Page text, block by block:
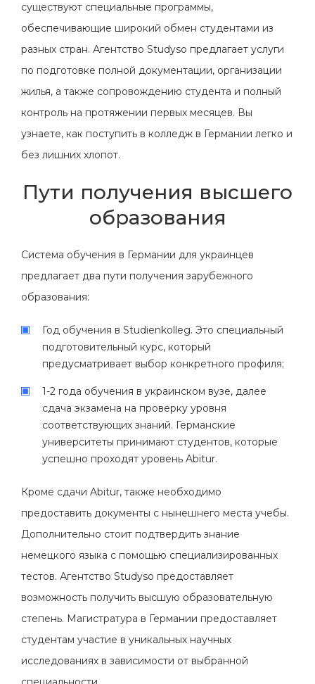
существуют специальные программы,
обеспечивающие широкий обмен студентами из
разных стран. Агентство Studyso предлагает услуги
по подготовке полной документации, организации
жилья, а также сопровождению студента и полный
контроль на протяжении первых месяцев. Вы
узнаете, как поступить в колледж в Германии легко и
без лишних хлопот.
Пути получения высшего
образования
Система обучения в Германии для украинцев
предлагает два пути получения зарубежного
образования:
Год обучения в Studienkolleg. Это специальный
подготовительный курс, который
предусматривает выбор конкретного профиля;
1-2 года обучения в украинском вузе, далее
сдача экзамена на проверку уровня
соответствующих знаний. Германские
университеты принимают студентов, которые
успешно проходят уровень Abitur.
Кроме сдачи Abitur, также необходимо
предоставить документы с нынешнего места учебы.
Дополнительно стоит подтвердить знание
немецкого языка с помощью специализированных
тестов. Агентство Studyso предоставляет
возможность получить высшую образовательную
степень. Магистратура в Германии предоставляет
студентам участие в уникальных научных
исследованиях в зависимости от выбранной